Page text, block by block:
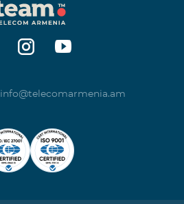
info@telecomarmenia.am